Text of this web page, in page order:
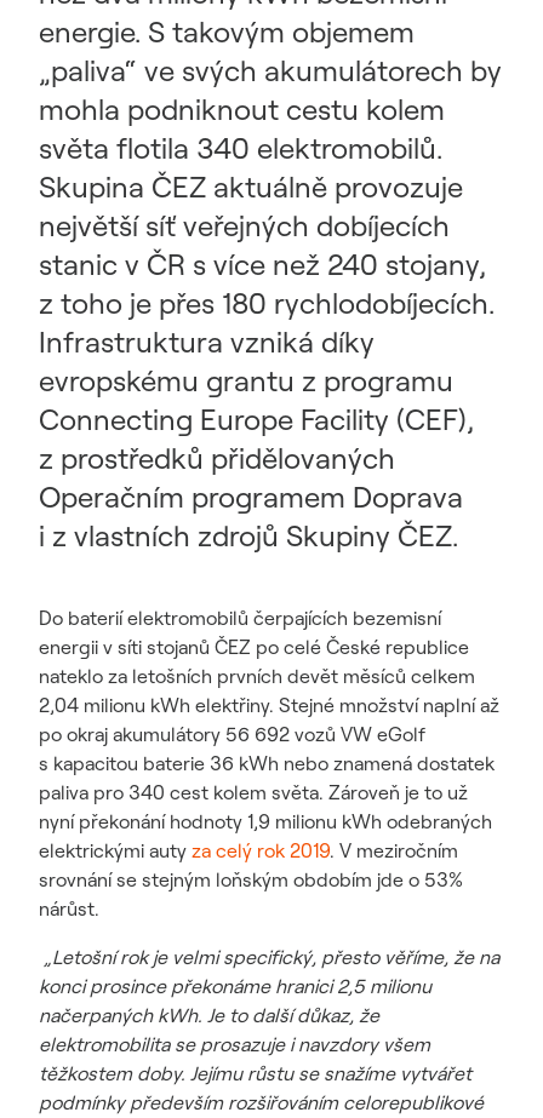
energie. S takovým objemem
„paliva“ ve svých akumulátorech by
mohla podniknout cestu kolem
světa flotila 340 elektromobilů.
Skupina ČEZ aktuálně provozuje
největší síť veřejných dobíjecích
stanic v ČR s více než 240 stojany,
z toho je přes 180 rychlodobíjecích.
Infrastruktura vzniká díky
evropskému grantu z programu
Connecting Europe Facility (CEF),
z prostředků přidělovaných
Operačním programem Doprava
i z vlastních zdrojů Skupiny ČEZ.
Do baterií elektromobilů čerpajících bezemisní
energii v síti stojanů ČEZ po celé České republice
nateklo za letošních prvních devět měsíců celkem
2,04 milionu kWh elektřiny. Stejné množství naplní až
po okraj akumulátory 56 692 vozů VW eGolf
s kapacitou baterie 36 kWh nebo znamená dostatek
paliva pro 340 cest kolem světa. Zároveň je to už
nyní překonání hodnoty 1,9 milionu kWh odebraných
elektrickými auty za celý rok 2019. V meziročním
srovnání se stejným loňským obdobím jde o 53%
nárůst.
„Letošní rok je velmi specifický, přesto věříme, že na
konci prosince překonáme hranici 2,5 milionu
načerpaných kWh. Je to další důkaz, že
elektromobilita se prosazuje i navzdory všem
těžkostem doby. Jejímu růstu se snažíme vytvářet
podmínky především rozšiřováním celorepublikové